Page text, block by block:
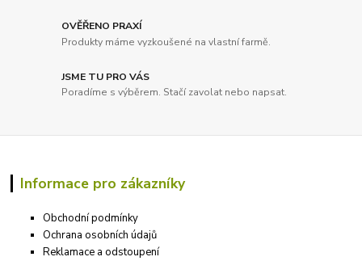
OVĚŘENO PRAXÍ
Produkty máme vyzkoušené na vlastní farmě.
JSME TU PRO VÁS
Poradíme s výběrem. Stačí zavolat nebo napsat.
Informace pro zákazníky
Obchodní podmínky
Ochrana osobních údajů
Reklamace a odstoupení